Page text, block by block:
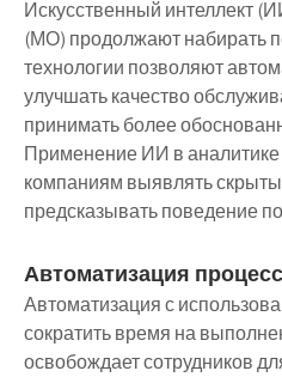
Искусственный интеллект
(МО) продолжают набирать
технологии позволяют
улучшать качество
принимать более
Применение ИИ в
компаниям выявлять
предсказывать поведение
Автоматизация
Автоматизация с
сократить время на
освобождает сотрудников